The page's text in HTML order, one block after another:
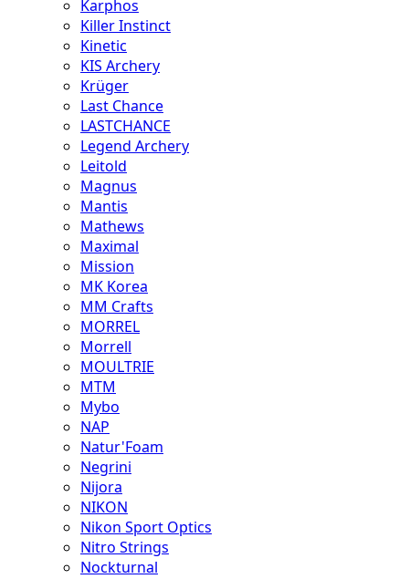
Karphos
Killer Instinct
Kinetic
KIS Archery
Krüger
Last Chance
LASTCHANCE
Legend Archery
Leitold
Magnus
Mantis
Mathews
Maximal
Mission
MK Korea
MM Crafts
MORREL
Morrell
MOULTRIE
MTM
Mybo
NAP
Natur'Foam
Negrini
Nijora
NIKON
Nikon Sport Optics
Nitro Strings
Nockturnal